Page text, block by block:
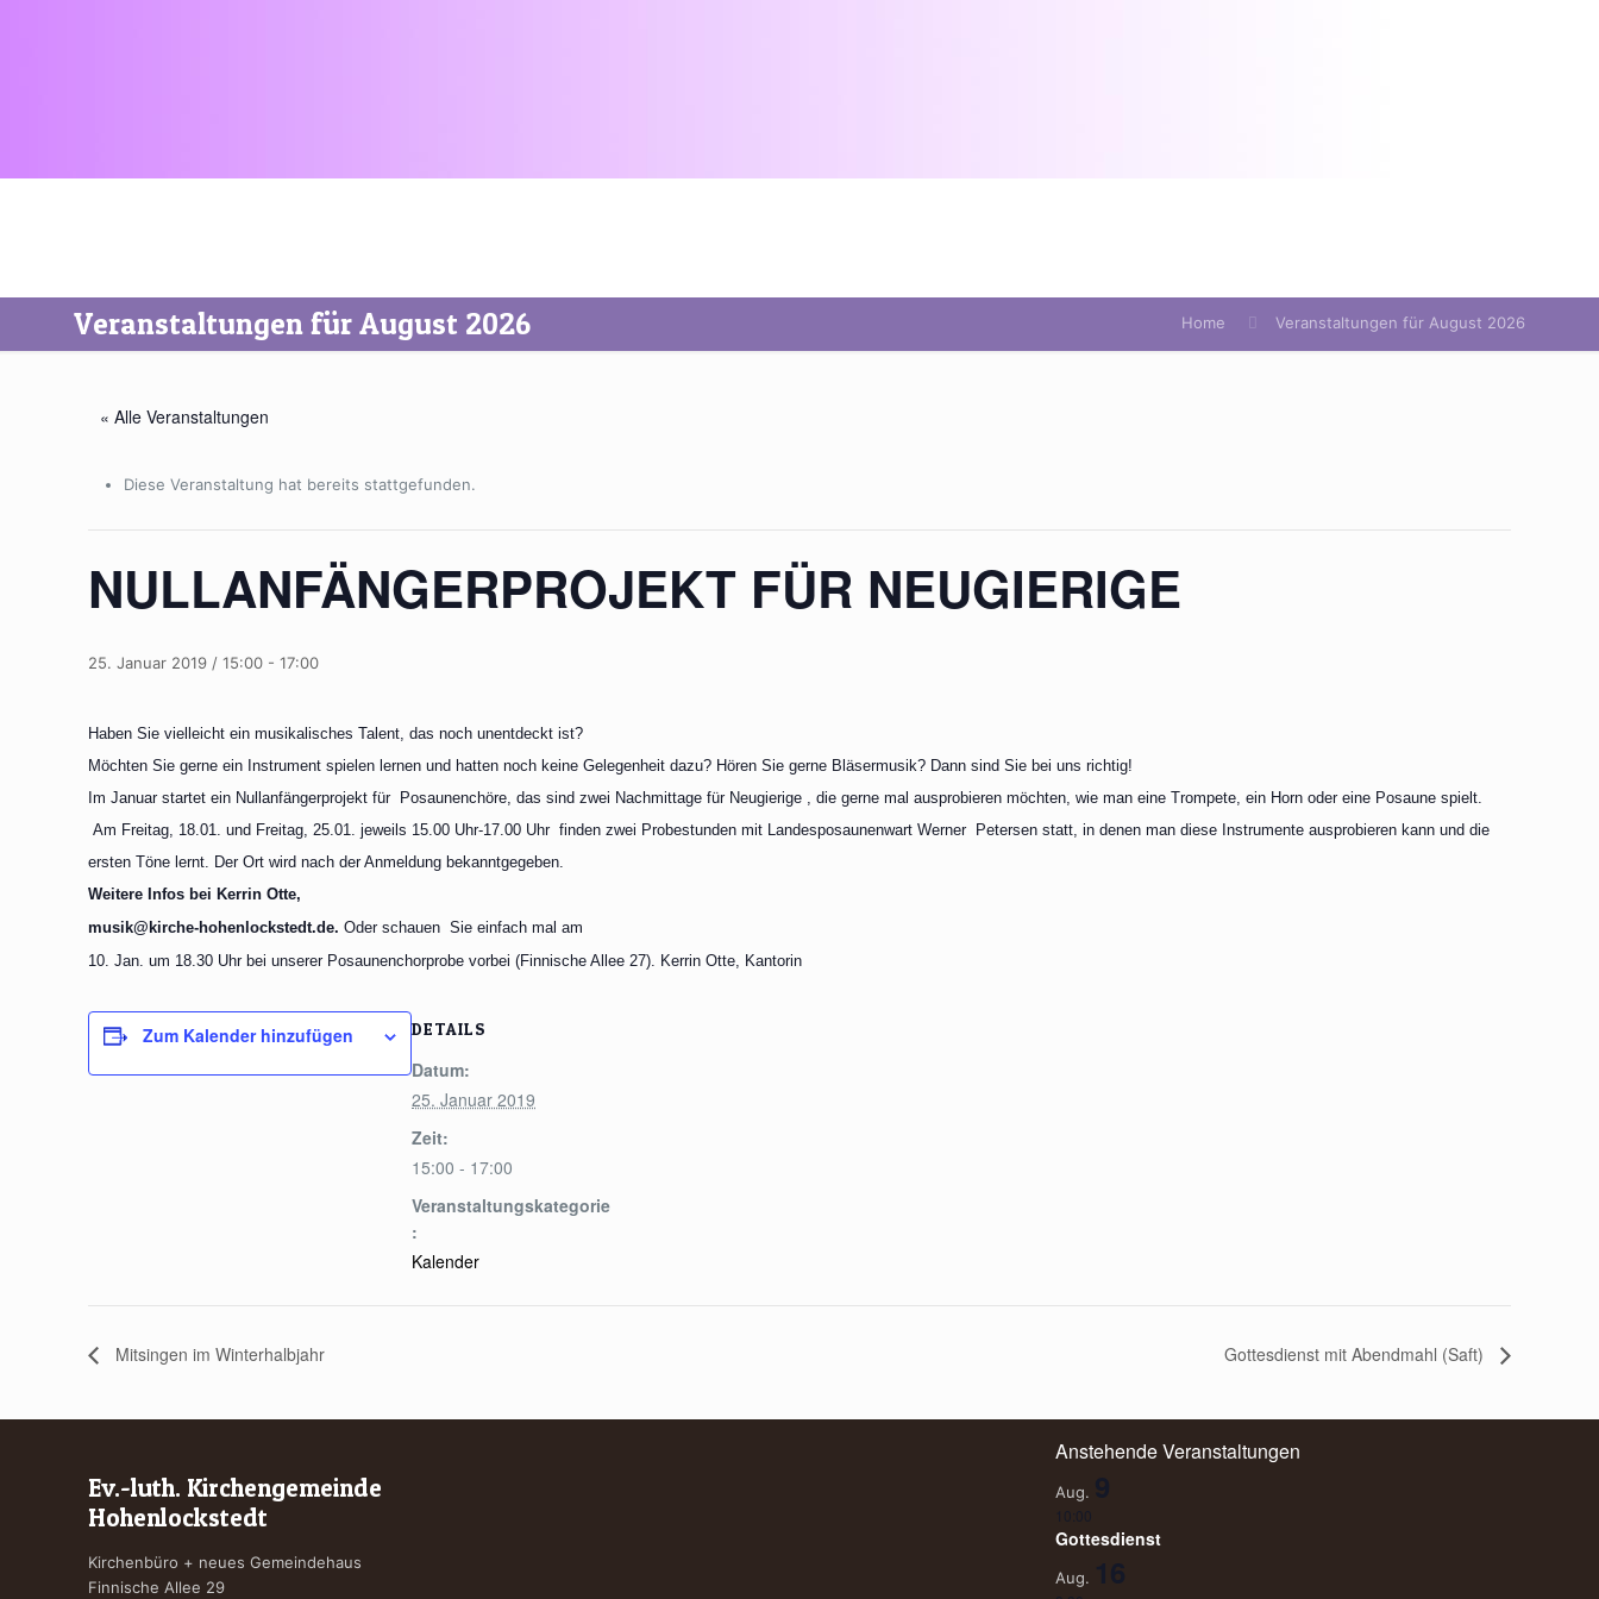
Veranstaltungen für August 2026 Home Veranstaltungen für August 2026
« Alle Veranstaltungen
Diese Veranstaltung hat bereits stattgefunden.
NULLANFÄNGERPROJEKT FÜR NEUGIERIGE
25. Januar 2019 / 15:00 -17:00
Haben Sie vielleicht ein musikalisches Talent, das noch unentdeckt ist?
Möchten Sie gerne ein Instrument spielen lernen und hatten noch keine Gelegenheit dazu? Hören Sie gerne Bläsermusik? Dann sind Sie bei uns richtig!
Im Januar startet ein Nullanfängerprojekt für Posaunenchöre, das sind zwei Nachmittage für Neugierige , die gerne mal ausprobieren möchten, wie man eine Trompete, ein Horn oder eine Posaune spielt.
Am Freitag, 18.01. und Freitag, 25.01. jeweils 15.00 Uhr-17.00 Uhr finden zwei Probestunden mit Landesposaunenwart Werner Petersen statt, in denen man diese Instrumente ausprobieren kann und die
ersten Töne lernt. Der Ort wird nach der Anmeldung bekanntgegeben.
Weitere Infos bei Kerrin Otte,
musik@kirche-hohenlockstedt.de.Oder schauen Sie einfach mal am
10. Jan. um 18.30 Uhr bei unserer Posaunenchorprobe vorbei (Finnische Allee 27). Kerrin Otte, Kantorin
Zum Kalender hinzufügen DETAILS
Datum:
25. Januar 2019
Zeit:
15:00 - 17:00
Veranstaltungskategorie
:
Kalender
Mitsingen im Winterhalbjahr Gottesdienst mit Abendmahl (Saft)
Ev.-luth. Kirchengemeinde
Hohenlockstedt
Kirchenbüro + neues Gemeindehaus
Finnische Allee 29
Anstehende Veranstaltungen
Aug. 9
10:00
Gottesdienst
Aug. 16